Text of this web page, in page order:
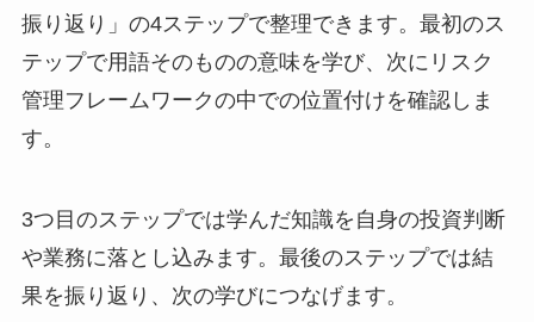
振り返り」の4ステップで整理できます。最初のス
テップで用語そのものの意味を学び、次にリスク
管理フレームワークの中での位置付けを確認しま
す。
3つ目のステップでは学んだ知識を自身の投資判断
や業務に落とし込みます。最後のステップでは結
果を振り返り、次の学びにつなげます。